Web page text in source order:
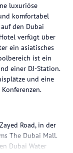
luxuriöse
komfortabel
den Dubai
verfügt über
ein asiatisches
ist ein
einer DJ-Station.
und eine
Road, in der
The Dubai Mall.
Dubai Water